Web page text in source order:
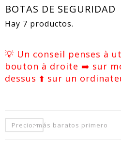
BOTAS DE SEGURIDAD
Hay 7 productos.
💡 Un conseil penses à
bouton à droite ➡️ sur
dessus ⬆️ sur un
Precio: más baratos primero